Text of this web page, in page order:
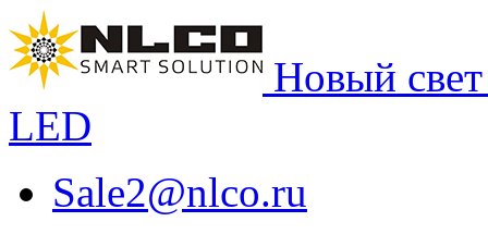
Новый
LED
Sale2@nlco.ru